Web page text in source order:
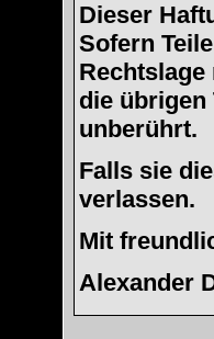
Dieser
Sofern
die übrigen
unberührt.
Falls sie
verlassen.
Mit
Alexander